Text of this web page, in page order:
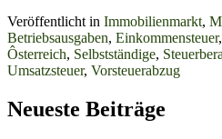
Veröffentlicht in Immobilienmarkt,
Betriebsausgaben, Einkommensteuer,
Ôsterreich, Selbstständige,
Umsatzsteuer, Vorsteuerabzug
Neueste Beiträge